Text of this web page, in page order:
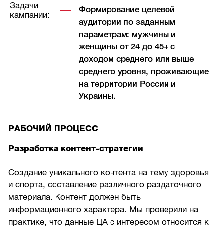
Задачи
кампании:
Формирование целевой
аудитории по заданным
параметрам: мужчины и
женщины от 24 до 45+ с
доходом среднего или выше
среднего уровня, проживающие
на территории России и
Украины.
РАБОЧИЙ ПРОЦЕСС
Разработка контент-стратегии
Создание уникального контента на тему здоровья
и спорта, составление различного раздаточного
материала. Контент должен быть
информационного характера. Мы проверили на
практике, что данные ЦА с интересом относится к